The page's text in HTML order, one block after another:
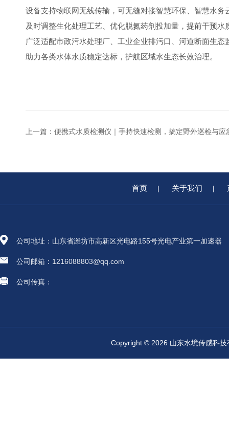
设备支持物联网无线传输，可无缝对接智慧环保、智慧水
及时调整生化处理工艺、优化脱氮药剂投加量，提前干预
广泛适配市政污水处理厂、工业企业排污口、河道断面生
助力各类水体水质稳定达标，护航区域水生态长效治理。
上一篇： 便携式水质检测仪｜手持快速检测，搞定野外巡检与应
首页 | 关于我们 |
公司地址：山东省潍坊市高新区光电路155号光电产业第一加速器
公司邮箱：1216088803@qq.com
公司传真：
Copyright © 2026 山东水境传感科